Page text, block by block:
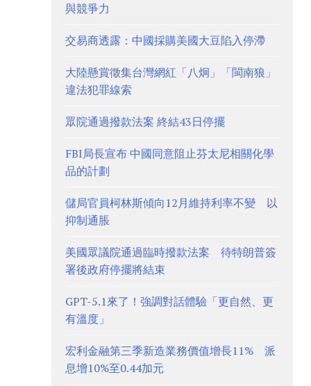
與競爭力
交易商透露：中國採購美國大豆陷入停滯
大陸懸賞徵集台灣網紅「八炯」「閩南狼」
違法犯罪線索
眾院通過撥款法案 終結43日停擺
FBI局長宣布 中國同意阻止芬太尼相關化學
品的計劃
儲局官員柯林斯傾向12月維持利率不變 以
抑制通脹
美國眾議院通過臨時撥款法案 待特朗普簽
署後政府停擺將結束
GPT-5.1來了！強調對話體驗「更自然、更
有溫度」
宏利金融第三季新造業務價值增長11% 派
息增10%至0.44加元